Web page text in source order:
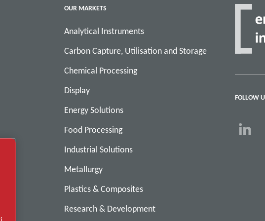
OUR MARKETS
Analytical Instruments
Carbon Capture, Utilisation and Storage
Chemical Processing
Display
Energy Solutions
Food Processing
Industrial Solutions
Metallurgy
Plastics & Composites
Research & Development
FOLLOW